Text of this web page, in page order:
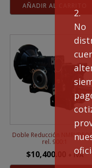
2.
AÑADIR AL CARRITO
Doble Reducción
rel. 900:1
$10,400.00 + IVA